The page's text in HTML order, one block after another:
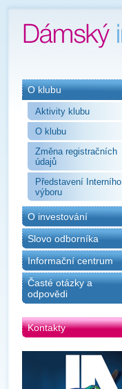
O klubu
Aktivity klubu
O klubu
Změna registračních
údajů
Představení Interního
výboru
O investování
Slovo odborníka
Informační centrum
Časté otázky a
odpovědi
Kontakty